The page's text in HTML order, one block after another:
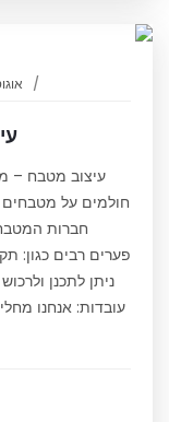
אוגוסט
עיצוב מטבח –
חולמים על מטבחים
חברות
פערים רבים כגון:
ניתן לתכנן
עובדות: אנחנו